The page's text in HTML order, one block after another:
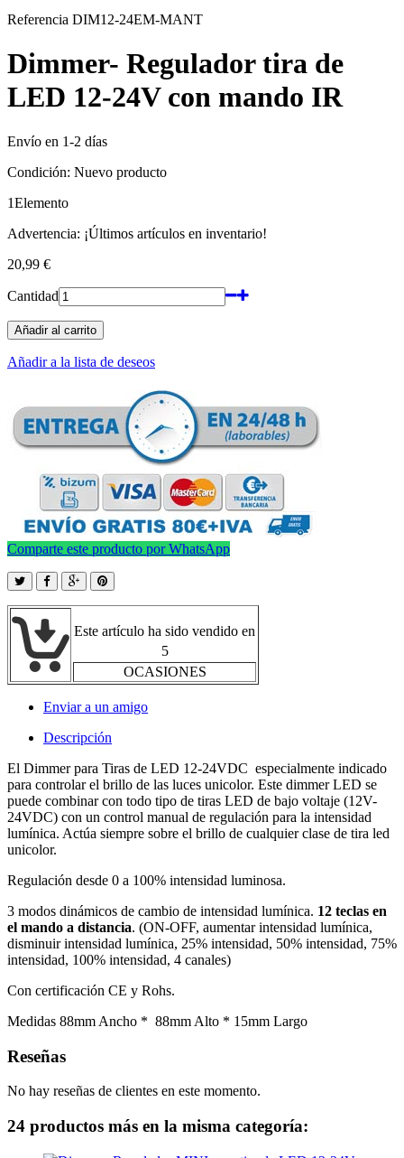
Referencia DIM12-24EM-MANT
Dimmer- Regulador tira de
LED 12-24V con mando IR
Envío en 1-2 días
Condición: Nuevo producto
1Elemento
Advertencia: ¡Últimos artículos en inventario!
20,99 €
Cantidad
Añadir al carrito
Añadir a la lista de deseos
Comparte este producto por WhatsApp
Este artículo ha sido vendido en
5
OCASIONES
Enviar a un amigo
Descripción
El Dimmer para Tiras de LED 12-24VDC especialmente indicado
para controlar el brillo de las luces unicolor. Este dimmer LED se
puede combinar con todo tipo de tiras LED de bajo voltaje (12V-
24VDC) con un control manual de regulación para la intensidad
lumínica. Actúa siempre sobre el brillo de cualquier clase de tira led
unicolor.
Regulación desde 0 a 100% intensidad luminosa.
3 modos dinámicos de cambio de intensidad lumínica. 12 teclas en
el mando a distancia. (ON-OFF, aumentar intensidad lumínica,
disminuir intensidad lumínica, 25% intensidad, 50% intensidad, 75%
intensidad, 100% intensidad, 4 canales)
Con certificación CE y Rohs.
Medidas 88mm Ancho * 88mm Alto * 15mm Largo
Reseñas
No hay reseñas de clientes en este momento.
24 productos más en la misma categoría: